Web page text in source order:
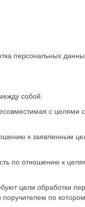
персональных
собой.
с целями
к заявленным
по отношению к
цели обработки
по